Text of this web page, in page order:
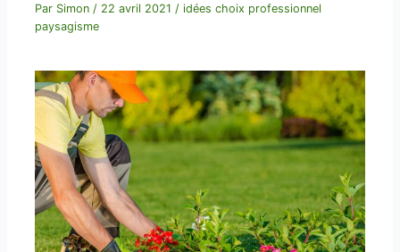
Par Simon / 22 avril 2021 /idées choix professionnel
paysagisme